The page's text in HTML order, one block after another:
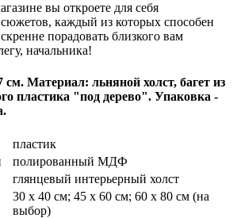
вы откроете для себя
каждый из которых способен
порадовать близкого вам
начальника!
Материал: льняной холст, багет из
пластика "под дерево". Упаковка -
пластик
полированный МДФ
глянцевый интерьерный холст
30 х 40 см; 45 х 60 см; 60 х 80 см (на
выбор)